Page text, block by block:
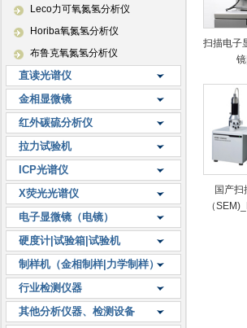
Leco力可氧氮氢分析仪
Horiba氧氮氢分析仪
布鲁克氧氮氢分析仪
直读光谱仪
金相显微镜
红外碳硫分析仪
拉力试验机
ICP光谱仪
X荧光光谱仪
电子显微镜（电镜）
硬度计|试验箱|试验机
制样机（金相制样|力学制样）
行业检测仪器
其他分析仪器、检测设备
扫描电子
镜
国产扫
（